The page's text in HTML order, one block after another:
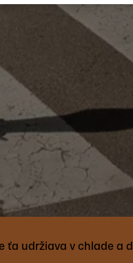
udržiava v chlade